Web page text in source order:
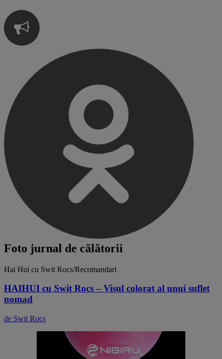
Foto jurnal de călătorii
Hai Hui cu Swit Rocs/Recomandari
HAIHUI cu Swit Rocs – Visul colorat al unui suflet
nomad
de Swit Rocs